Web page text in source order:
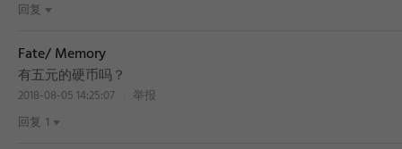
BEST
回复
Fate/ Memory
有五元的硬币吗？
2018-08-05 14:25:07
举报
回复 1